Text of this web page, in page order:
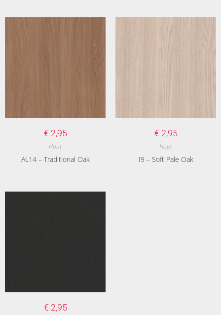
€ 2,95
Hout
AL14 – Traditional Oak
€ 2,95
Hout
I9 – Soft Pale Oak
€ 2,95